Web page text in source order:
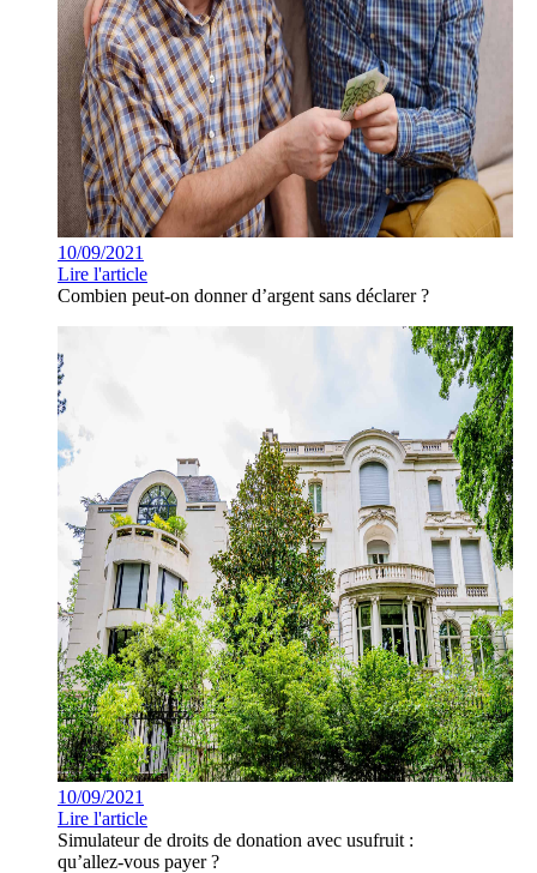
10/09/2021
Lire l'article
Combien peut-on donner d’argent sans déclarer ?
10/09/2021
Lire l'article
Simulateur de droits de donation avec usufruit :
qu’allez-vous payer ?